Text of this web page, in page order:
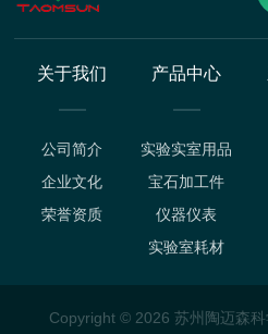
关于我们
公司简介
企业文化
荣誉资质
产品中心
实验实室用品
宝石加工件
仪器仪表
实验室耗材
Copyright © 2026 苏州陶迈森